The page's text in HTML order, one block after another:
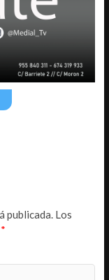
publicada. Los
*